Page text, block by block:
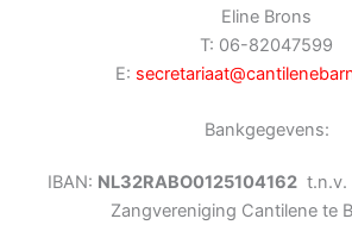
Eline Brons
T: 06-82047599
E:
Bankgegevens:
IBAN: NL32RABO0125104162 t.n.v.
Zangvereniging Cantilene te